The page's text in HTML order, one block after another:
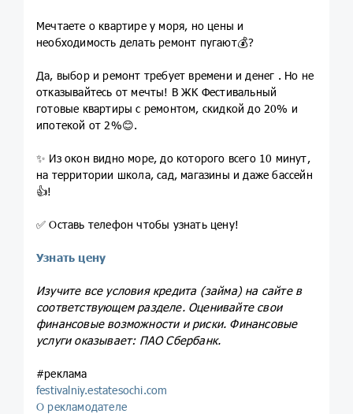
Мечтаете о квартире у моря, но цены и
необходимость делать ремонт пугают💰?
Да, выбор и ремонт требует времени и денег . Но не
отказывайтесь от мечты! В ЖК Фестивальный
готовые квартиры с ремонтом, скидкой до 20% и
ипотекой от 2%😊.
✨ Из окон видно море, до которого всего 10 минут,
на территории школа, сад, магазины и даже бассейн
👍!
✅ Оставь телефон чтобы узнать цену!
Узнать цену
Изучите все условия кредита (займа) на сайте в
соответствующем разделе. Оценивайте свои
финансовые возможности и риски. Финансовые
услуги оказывает: ПАО Сбербанк.
#реклама
festivalniy.estatesochi.com
О рекламодателе